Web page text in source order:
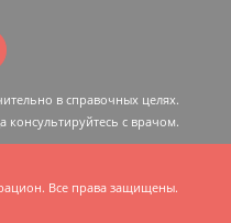
в справочных целях.
консультируйтесь c врачом.
Все права защищены.